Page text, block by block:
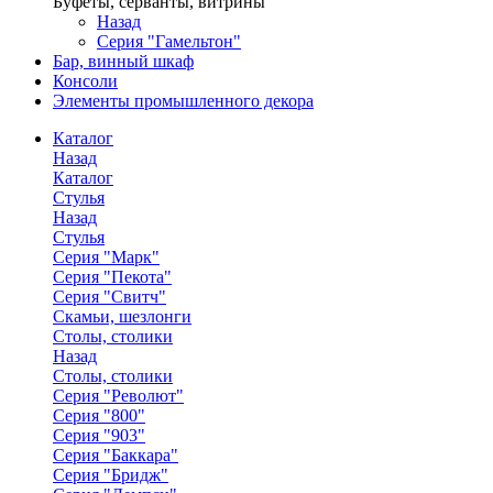
Назад
Серия "Гамельтон"
Бар, винный шкаф
Консоли
Элементы промышленного декора
Каталог
Назад
Каталог
Стулья
Назад
Стулья
Серия "Марк"
Серия "Пекота"
Серия "Свитч"
Скамьи, шезлонги
Столы, столики
Назад
Столы, столики
Серия "Револют"
Серия "800"
Серия "903"
Серия "Баккара"
Серия "Бридж"